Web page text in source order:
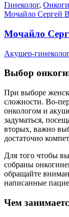
Гинеколог,
Мочайло Сергей
Мочайло
Акушер-гинеколог
Выбор
При выборе
сложности. Во-
онкологом и
задуматься,
вторых, важно
достаточно
Для того чтобы
собраны
обращайте
написанные
Чем